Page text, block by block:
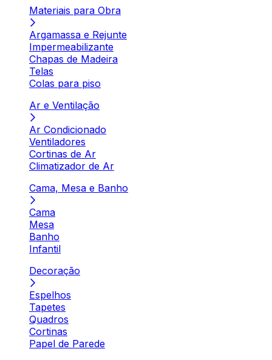
Materiais para Obra
Argamassa e Rejunte
Impermeabilizante
Chapas de Madeira
Telas
Colas para piso
Ar e Ventilação
Ar Condicionado
Ventiladores
Cortinas de Ar
Climatizador de Ar
Cama, Mesa e Banho
Cama
Mesa
Banho
Infantil
Decoração
Espelhos
Tapetes
Quadros
Cortinas
Papel de Parede